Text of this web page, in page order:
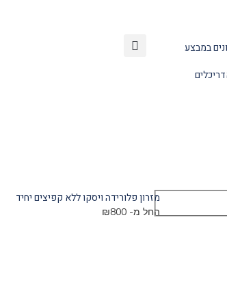
במבצע
מזרון פלורידה ויסקו ללא קפיצים יחיד
החל מ- ₪800